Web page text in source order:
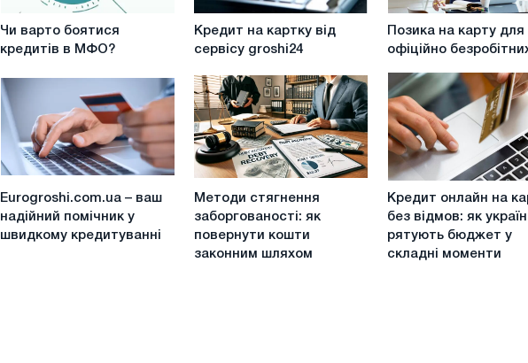
Чи
варто
боятися
кредитів
в
МФО?
Чи варто боятися
кредитів в МФО?
Кредит
на
картку
від
сервісу
groshi24
Кредит на картку від
сервісу groshi24
Позика
на
карту
для
офіційно
безробітних
Позика на карту для
офіційно
Eurogroshi.com.ua
ваш
надійний
Eurogroshi.com.ua – ваш
надійний помічник у
швидкому кредитуванні
Методи
стягнення
заборгованості:
Методи стягнення
заборгованості: як
повернути кошти
законним шляхом
Кредит
онлайн
карту
Кредит онлайн на
без відмов: як
рятують бюджет у
складні моменти